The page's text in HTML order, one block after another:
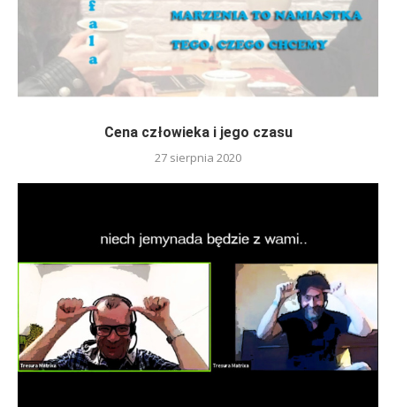
Cena człowieka i jego czasu
27 sierpnia 2020